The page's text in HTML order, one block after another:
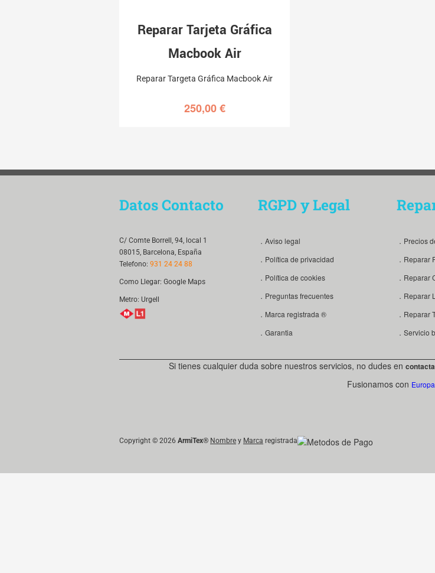
Reparar Tarjeta Gráfica
Macbook Air
Reparar Targeta Gráfica Macbook Air
250,00€
Datos Contacto
C/ Comte Borrell, 94, local 1
08015, Barcelona, España
Telefono: 931 24 24 88
Como Llegar: Google Maps
Metro: Urgell
RGPD y Legal
．Aviso legal
．Política de privacidad
．Política de cookies
．Preguntas frecuentes
．Marca registrada ®
．Garantia
．Precios
．Reparar
．Reparar
．Reparar
．Reparar
．Servicio
Si tienes cualquier duda sobre nuestros servicios, no dudes en
Fusionamos con
Copyright © 2026 ArmiTex® Nombre y Marca registrada